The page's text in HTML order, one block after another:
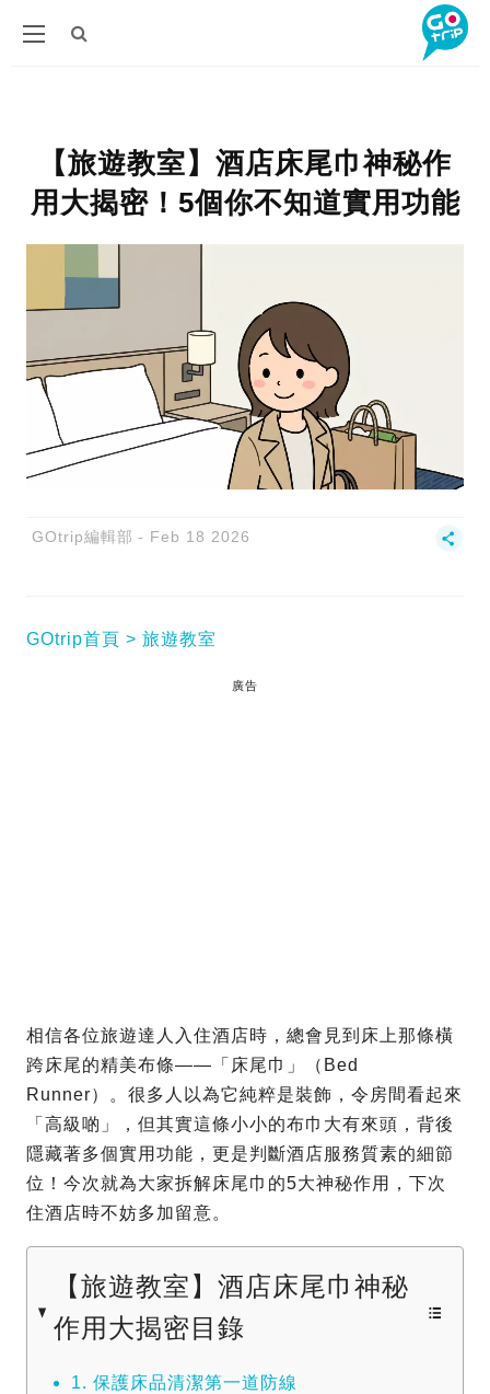
【旅遊教室】酒店床尾巾神秘作
用大揭密！5個你不知道實用功能
GOtrip編輯部 Feb 18 2026
GOtrip首頁 旅遊教室
廣告
相信各位旅遊達人入住酒店時，總會見到床上那條橫
跨床尾的精美布條——「床尾巾」（Bed
Runner）。很多人以為它純粹是裝飾，令房間看起來
「高級啲」，但其實這條小小的布巾大有來頭，背後
隱藏著多個實用功能，更是判斷酒店服務質素的細節
位！今次就為大家拆解床尾巾的5大神秘作用，下次
住酒店時不妨多加留意。
【旅遊教室】酒店床尾巾神秘
作用大揭密目錄
1. 保護床品清潔第一道防線